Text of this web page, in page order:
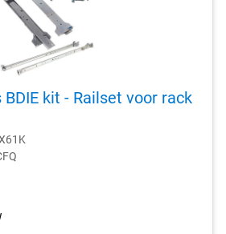
BDIE kit - Railset voor rack